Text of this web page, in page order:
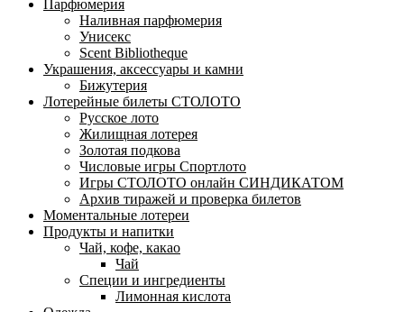
Парфюмерия
Наливная парфюмерия
Унисекс
Scent Bibliotheque
Украшения, аксессуары и камни
Бижутерия
Лотерейные билеты СТОЛОТО
Русское лото
Жилищная лотерея
Золотая подкова
Числовые игры Спортлото
Игры СТОЛОТО онлайн СИНДИКАТОМ
Архив тиражей и проверка билетов
Моментальные лотереи
Продукты и напитки
Чай, кофе, какао
Чай
Специи и ингредиенты
Лимонная кислота